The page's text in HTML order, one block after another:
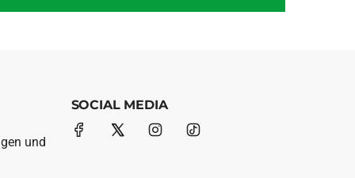
und
SOCIAL MEDIA